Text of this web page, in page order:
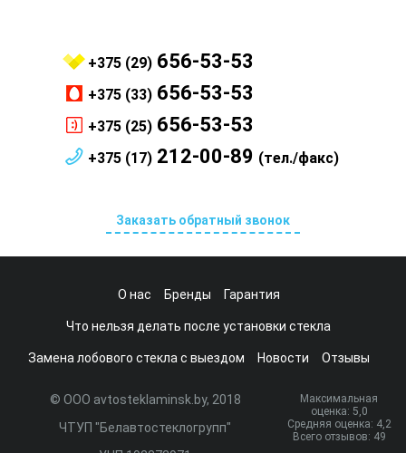
+375 (29) 656-53-53
+375 (33) 656-53-53
+375 (25) 656-53-53
+375 (17) 212-00-89 (тел./факс)
Заказать обратный звонок
О нас Бренды Гарантия
Что нельзя делать после установки стекла
Замена лобового стекла с выездом Новости Отзывы
© ООО avtosteklaminsk.by, 2018
ЧТУП "Белавтостеклогрупп"
Максимальная
оценка: 5,0
Средняя оценка: 4,2
Всего отзывов: 49